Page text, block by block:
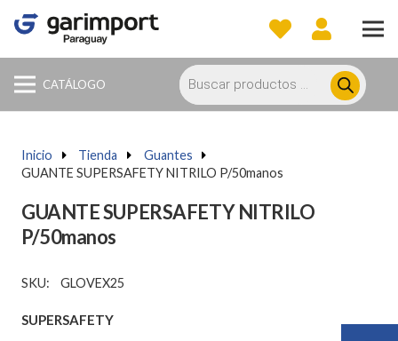
CATÁLOGO
Búsqueda
de
productos
Inicio a Tienda a Guantes
a
GUANTE SUPERSAFETY NITRILO P/50manos
GUANTE SUPERSAFETY NITRILO
P/50manos
SKU: GLOVEX25
SUPERSAFETY